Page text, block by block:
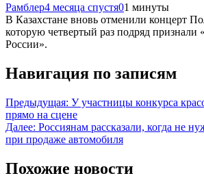
Рамблер4 месяца спустя01 минуты
В Казахстане вновь отменили концерт
которую четвертый раз подряд признали
России».
Навигация по записям
Предыдущая: У участницы конкурса
прямо на сцене
Далее: Россиянам рассказали, когда не
при продаже автомобиля
Похожие новости